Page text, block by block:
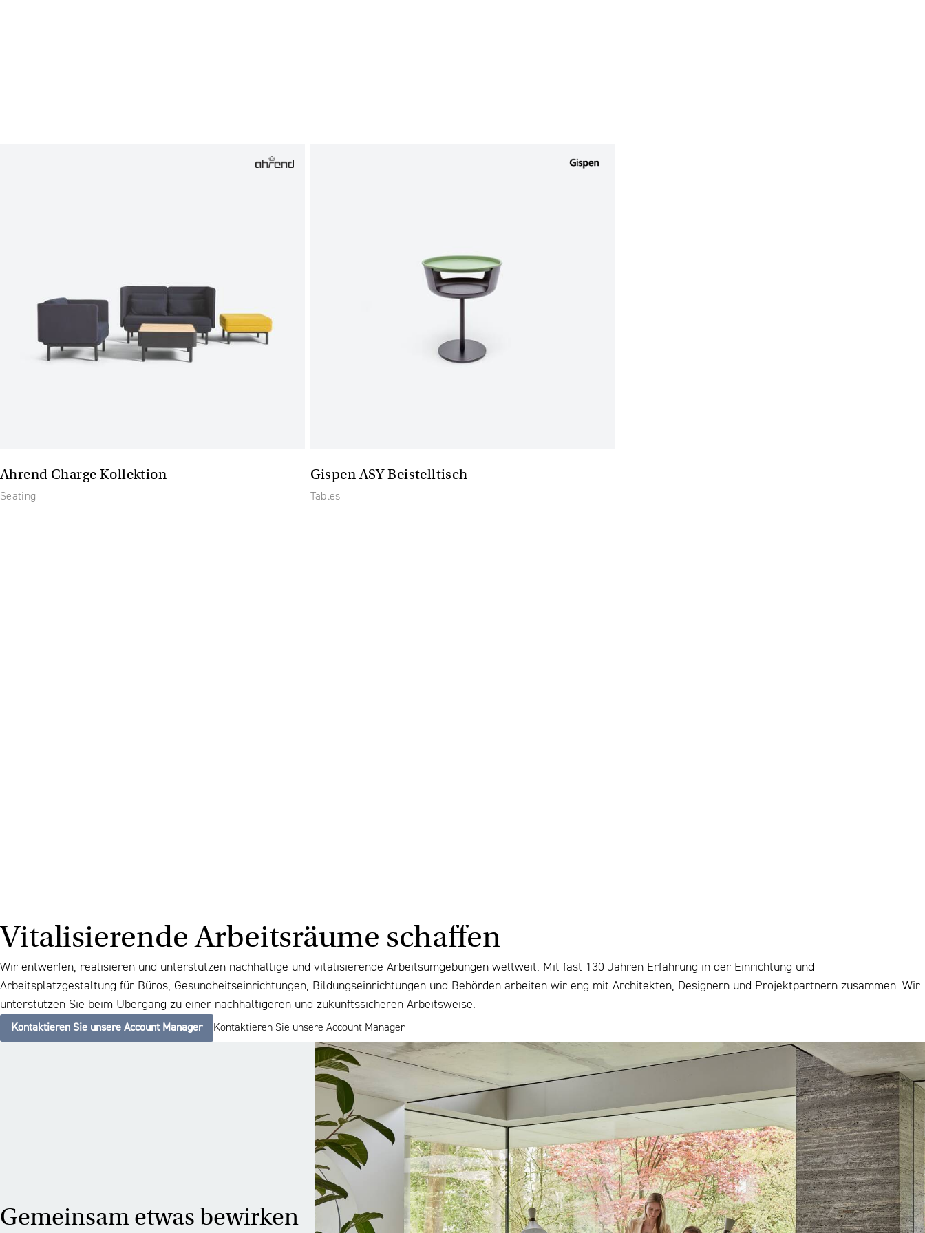
Ahrend Charge Kollektion
Seating
Gispen ASY Beistelltisch
Tables
Vitalisierende Arbeitsräume schaffen
Wir entwerfen, realisieren und unterstützen nachhaltige und vitalisierende Arbeitsumgebungen weltweit. Mit fast 130 Jahren Erfahrung in der Einrichtung und
Arbeitsplatzgestaltung für Büros, Gesundheitseinrichtungen, Bildungseinrichtungen und Behörden arbeiten wir eng mit Architekten, Designern und Projektpartnern zusammen. Wir
unterstützen Sie beim Übergang zu einer nachhaltigeren und zukunftssicheren Arbeitsweise.
Kontaktieren Sie unsere Account Manager Kontaktieren Sie unsere Account Manager
Gemeinsam etwas bewirken